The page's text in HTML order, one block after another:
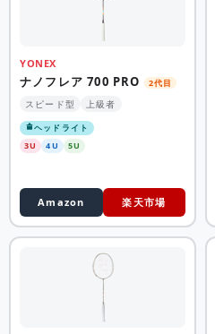
YONEX
ナノフレア 700 PRO 2代目
スピード型 上級者
ヘッドライト
3U
4U 5U
Amazon 楽天市場